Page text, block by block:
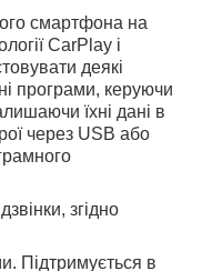
смартфона на
CarPlay і
деякі
програми, керуючи
їхні дані в
через USB або
згідно
Підтримується в